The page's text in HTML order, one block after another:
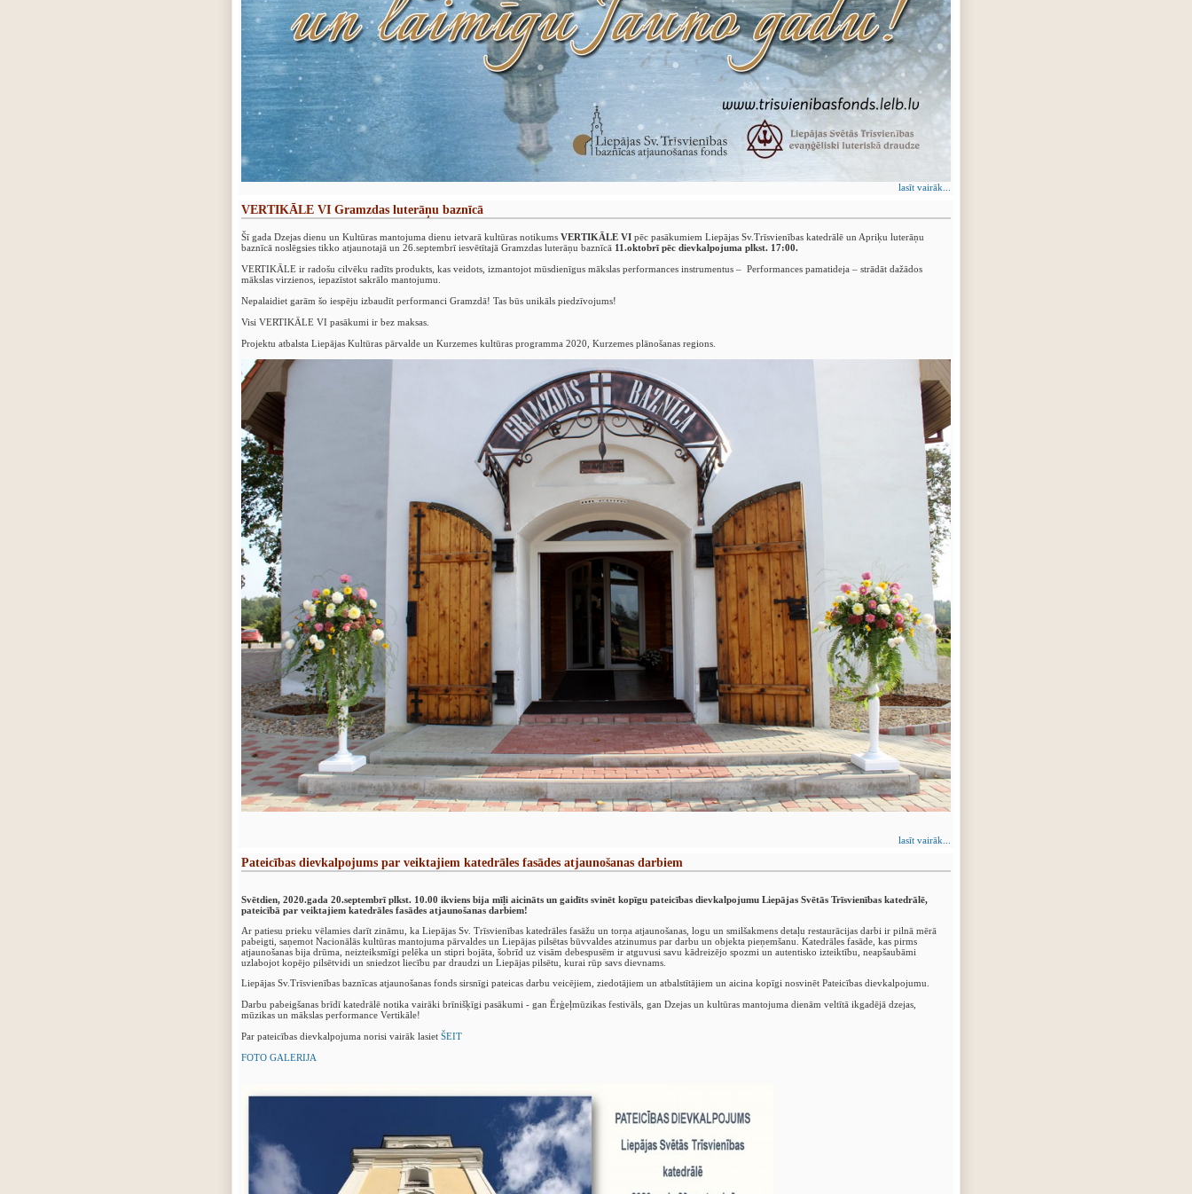
lasīt vairāk...
VERTIKĀLE VI Gramzdas luterāņu baznīcā
Šī gada Dzejas dienu un Kultūras mantojuma dienu ietvarā kultūras notikums VERTIKĀLE VI pēc pasākumiem Liepājas Sv.Trīsvienības katedrālē un Apriķu luterāņu
baznīcā noslēgsies tikko atjaunotajā un 26.septembrī iesvētītajā Gramzdas luterāņu baznīcā 11.oktobrī pēc dievkalpojuma plkst. 17:00.
VERTIKĀLE ir radošu cilvēku radīts produkts, kas veidots, izmantojot mūsdienīgus mākslas performances instrumentus – Performances pamatideja – strādāt dažādos
mākslas virzienos, iepazīstot sakrālo mantojumu.
‍Nepalaidiet garām šo iespēju izbaudīt performanci Gramzdā! Tas būs unikāls piedzīvojums!
‍Visi VERTIKĀLE VI pasākumi ir bez maksas.
‍Projektu atbalsta Liepājas Kultūras pārvalde un Kurzemes kultūras programma 2020, Kurzemes plānošanas regions.
lasīt vairāk...
Pateicības dievkalpojums par veiktajiem katedrāles fasādes atjaunošanas darbiem
Svētdien, 2020.gada 20.septembrī plkst. 10.00 ikviens bija mīļi aicināts un gaidīts svinēt kopīgu pateicības dievkalpojumu Liepājas Svētās Trīsvienības katedrālē,
pateicībā par veiktajiem katedrāles fasādes atjaunošanas darbiem!
Ar patiesu prieku vēlamies darīt zināmu, ka Liepājas Sv. Trīsvienības katedrāles fasāžu un torņa atjaunošanas, logu un smilšakmens detaļu restaurācijas darbi ir pilnā mērā
pabeigti, saņemot Nacionālās kultūras mantojuma pārvaldes un Liepājas pilsētas būvvaldes atzinumus par darbu un objekta pieņemšanu. Katedrāles fasāde, kas pirms
atjaunošanas bija drūma, neizteiksmīgi pelēka un stipri bojāta, šobrīd uz visām debespusēm ir atguvusi savu kādreizējo spozmi un autentisko izteiktību, neapšaubāmi
uzlabojot kopējo pilsētvidi un sniedzot liecību par draudzi un Liepājas pilsētu, kurai rūp savs dievnams.
Liepājas Sv.Trīsvienības baznīcas atjaunošanas fonds sirsnīgi pateicas darbu veicējiem, ziedotājiem un atbalstītājiem un aicina kopīgi nosvinēt Pateicības dievkalpojumu.
Darbu pabeigšanas brīdī katedrālē notika vairāki brīnišķīgi pasākumi - gan Ērģeļmūzikas festivāls, gan Dzejas un kultūras mantojuma dienām veltītā ikgadējā dzejas,
mūzikas un mākslas performance Vertikāle!
Par pateicības dievkalpojuma norisi vairāk lasiet ŠEIT
‍FOTO GALERIJA